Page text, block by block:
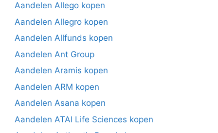
Aandelen Allego kopen
Aandelen Allegro kopen
Aandelen Allfunds kopen
Aandelen Ant Group
Aandelen Aramis kopen
Aandelen ARM kopen
Aandelen Asana kopen
Aandelen ATAI Life Sciences kopen